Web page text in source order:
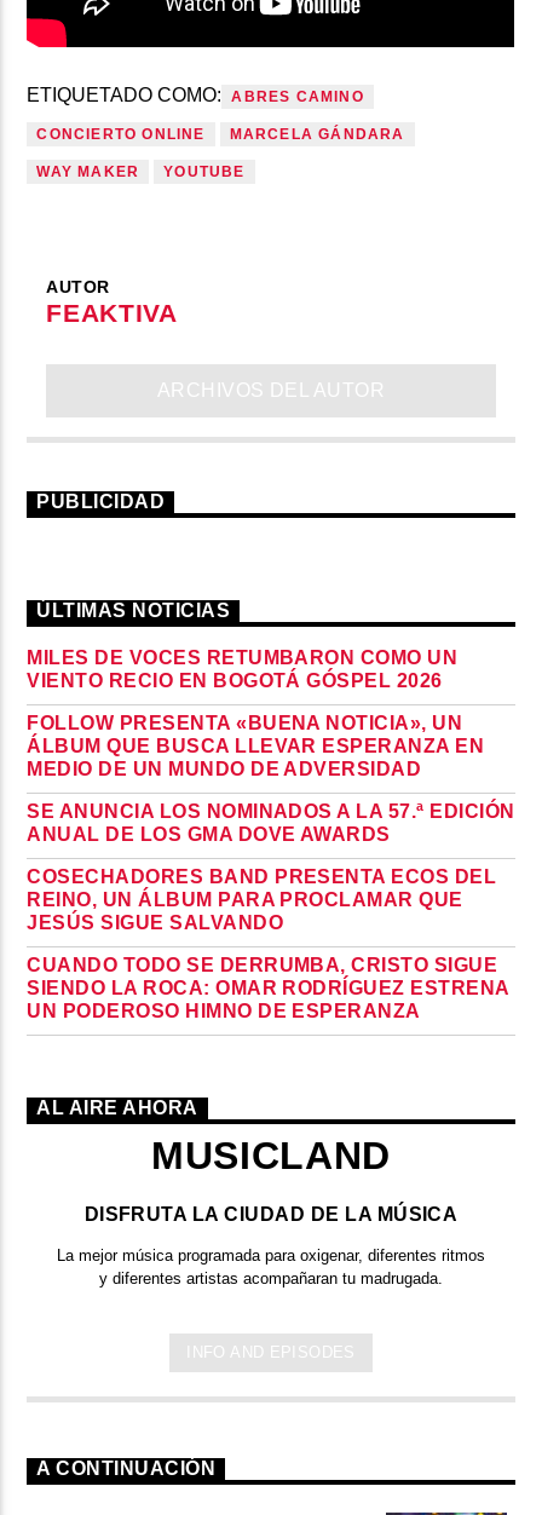
ETIQUETADO COMO: ABRES CAMINO
CONCIERTO ONLINE MARCELA GÁNDARA
WAY MAKER YOUTUBE
AUTOR
FEAKTIVA
ARCHIVOS DEL AUTOR
PUBLICIDAD
ÚLTIMAS NOTICIAS
MILES DE VOCES RETUMBARON COMO UN
VIENTO RECIO EN BOGOTÁ GÓSPEL 2026
FOLLOW PRESENTA «BUENA NOTICIA», UN
ÁLBUM QUE BUSCA LLEVAR ESPERANZA EN
MEDIO DE UN MUNDO DE ADVERSIDAD
SE ANUNCIA LOS NOMINADOS A LA 57.ª EDICIÓN
ANUAL DE LOS GMA DOVE AWARDS
COSECHADORES BAND PRESENTA ECOS DEL
REINO, UN ÁLBUM PARA PROCLAMAR QUE
JESÚS SIGUE SALVANDO
CUANDO TODO SE DERRUMBA, CRISTO SIGUE
SIENDO LA ROCA: OMAR RODRÍGUEZ ESTRENA
UN PODEROSO HIMNO DE ESPERANZA
AL AIRE AHORA
MUSICLAND
DISFRUTA LA CIUDAD DE LA MÚSICA
La mejor música programada para oxigenar, diferentes ritmos
y diferentes artistas acompañaran tu madrugada.
INFO AND EPISODES
A CONTINUACIÓN